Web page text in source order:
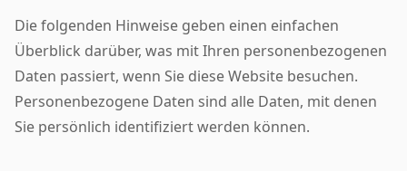
Die folgenden Hinweise geben einen einfachen
Überblick darüber, was mit Ihren personenbezogenen
Daten passiert, wenn Sie diese Website besuchen.
Personenbezogene Daten sind alle Daten, mit denen
Sie persönlich identifiziert werden können.